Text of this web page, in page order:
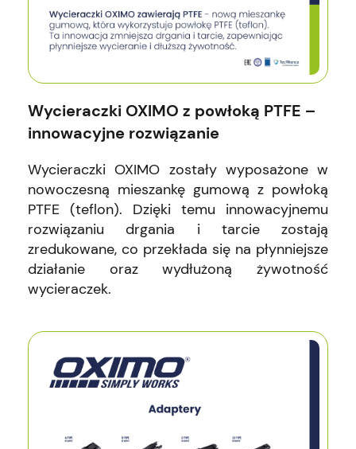
Wycieraczki OXIMO z powłoką PTFE –
innowacyjne rozwiązanie
Wycieraczki OXIMO zostały wyposażone w
nowoczesną mieszankę gumową z powłoką
PTFE (teflon). Dzięki temu innowacyjnemu
rozwiązaniu drgania i tarcie zostają
zredukowane, co przekłada się na płynniejsze
działanie oraz wydłużoną żywotność
wycieraczek.